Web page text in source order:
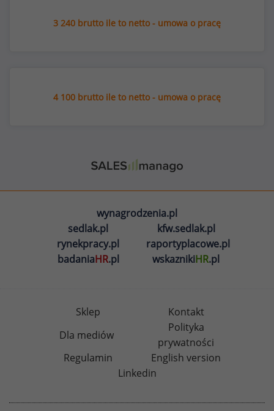
3 240 brutto ile to netto - umowa o pracę
4 100 brutto ile to netto - umowa o pracę
wynagrodzenia.pl
sedlak.pl
kfw.sedlak.pl
rynekpracy.pl
raportyplacowe.pl
badaniaHR.pl wskaznikiHR.pl
Sklep
Kontakt
Dla mediów
Polityka
prywatności
Regulamin
English version
Linkedin